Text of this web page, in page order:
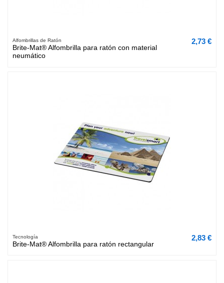
Alfombrillas de Ratón
Brite-Mat® Alfombrilla para ratón con material
neumático
2,73 €
Tecnología
Brite-Mat® Alfombrilla para ratón rectangular
2,83 €